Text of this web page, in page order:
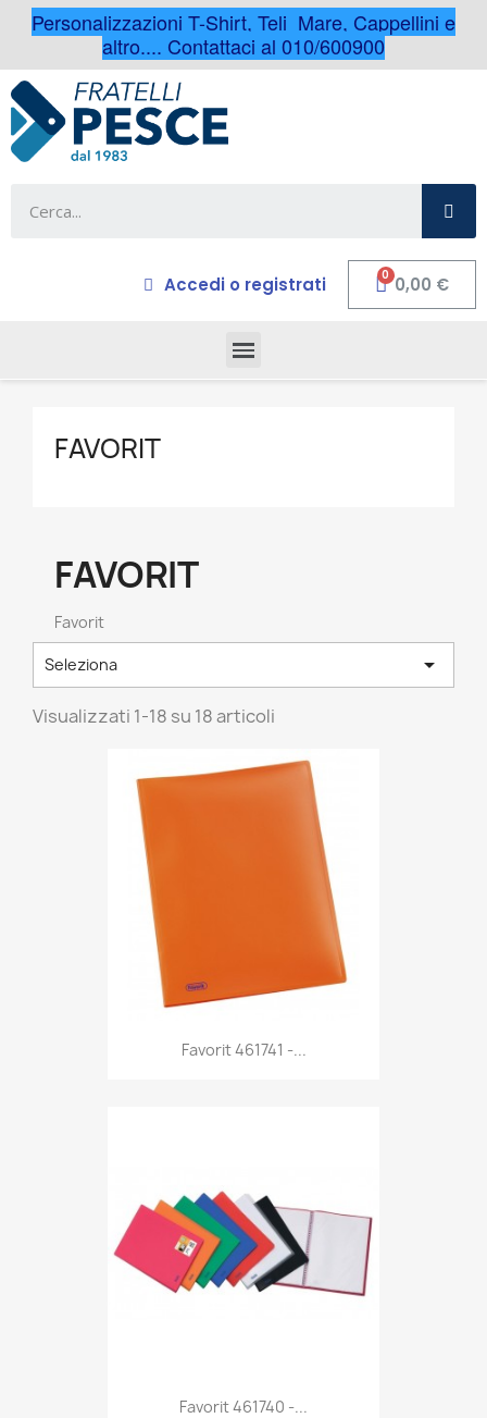
Personalizzazioni T-Shirt, Teli Mare, Cappellini e
altro.... Contattaci al 010/600900
Accedi o registrati 0,00 €
FAVORIT
FAVORIT
Favorit
Seleziona 
Visualizzati 1-18 su 18 articoli
Anteprima
Favorit 461741 -...
Anteprima
Favorit 461740 -...